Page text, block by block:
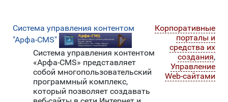
Система управления контентом
"Арфа-CMS"
Система управления контентом
«Арфа-CMS» представляет
собой многопользовательский
программный комплекс,
который позволяет создавать
Корпоративные
порталы и
средства их
создания,
Управление
Web-сайтами